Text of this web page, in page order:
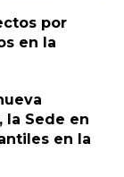
por
en la
Sede en
en la